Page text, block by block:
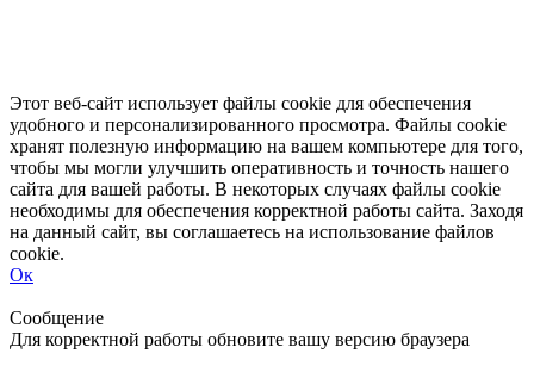
Этот веб-сайт использует файлы cookie для обеспечения
удобного и персонализированного просмотра. Файлы cookie
хранят полезную информацию на вашем компьютере для того,
чтобы мы могли улучшить оперативность и точность нашего
сайта для вашей работы. В некоторых случаях файлы cookie
необходимы для обеспечения корректной работы сайта. Заходя
на данный сайт, вы соглашаетесь на использование файлов
cookie.
Ок
Сообщение
Для корректной работы обновите вашу версию браузера